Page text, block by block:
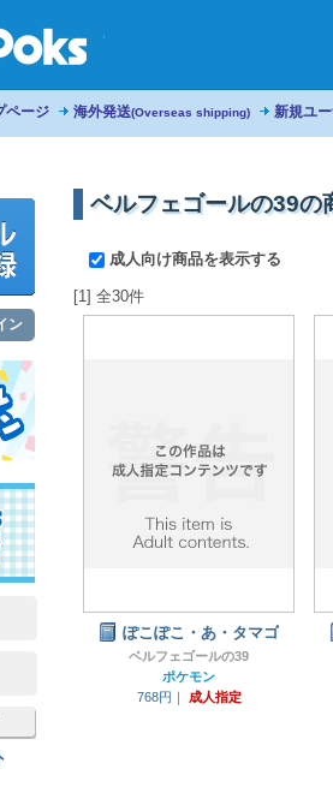
ページ 海外発送(Overseas shipping) 新規ユ
ン
ベルフェゴールの39の
成人向け商品を表示する
[1] 全30件
ぽこぽこ・あ・タマゴ
ベルフェゴールの39
ポケモン
768円｜
成人指定